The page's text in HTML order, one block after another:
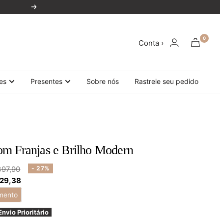
Próxima
Conta ›
0
Presentes Sobre nós Rastreie seu pedido
Franjas e Brilho Modern
- 27%
Prioritário